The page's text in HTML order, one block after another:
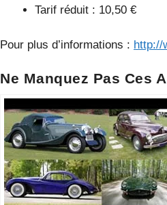
Tarif réduit : 10,50 €
Pour plus d’informations : http://
Ne Manquez Pas Ces